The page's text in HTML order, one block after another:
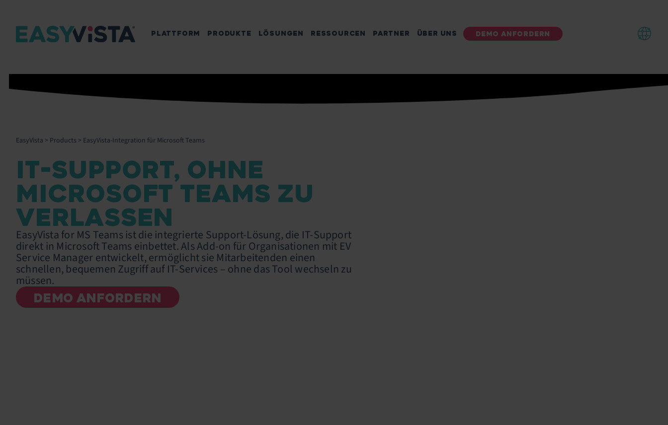
DEMO ANFORDERN
PLATTFORM PRODUKTE LÖSUNGEN RESSOURCEN PARTNER ÜBER UNS
EasyVista > Products > EasyVista-Integration für Microsoft Teams
IT-SUPPORT, OHNE
MICROSOFT TEAMS ZU
VERLASSEN
EasyVista for MS Teams ist die integrierte Support-Lösung, die IT-Support
direkt in Microsoft Teams einbettet. Als Add-on für Organisationen mit EV
Service Manager entwickelt, ermöglicht sie Mitarbeitenden einen
schnellen, bequemen Zugriff auf IT-Services – ohne das Tool wechseln zu
müssen.
DEMO ANFORDERN